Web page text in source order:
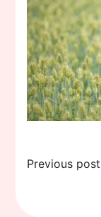
投
Previous post